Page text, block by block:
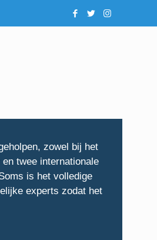
zowel bij het
twee internationale
is het volledige
experts zodat het